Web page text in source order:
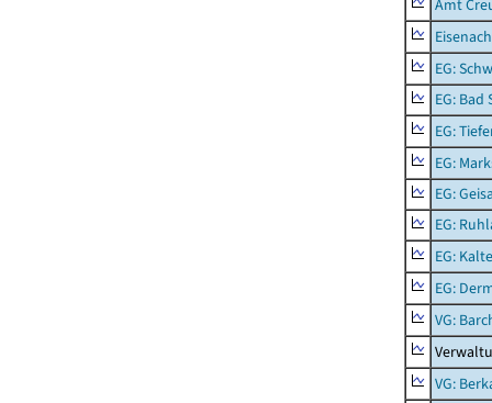
Amt
EG:
EG:
EG:
EG:
EG:
EG:
EG:
EG:
VG:
VG: